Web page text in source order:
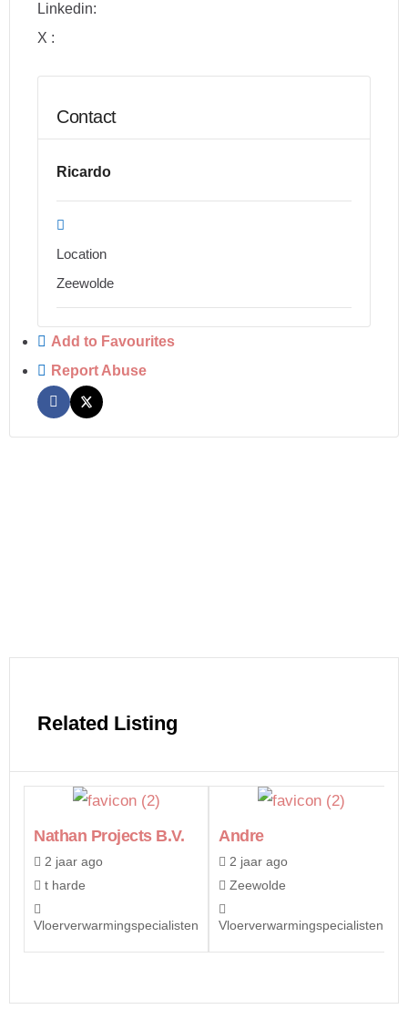
Linkedin:
X :
Contact
Ricardo
Location
Zeewolde
Add to Favourites
Report Abuse
Related Listing
Nathan Projects B.v.
2 jaar ago
t harde
Vloerverwarmingspecialisten
Andre
2 jaar ago
Zeewolde
Vloerverwarmingspecialisten